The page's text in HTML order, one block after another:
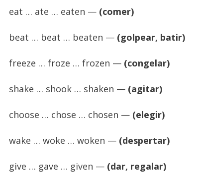
eat … ate … eaten — (comer)
beat … beat … beaten — (golpear, batir)
freeze … froze … frozen — (congelar)
shake … shook … shaken — (agitar)
choose … chose … chosen — (elegir)
wake … woke … woken — (despertar)
give … gave … given — (dar, regalar)